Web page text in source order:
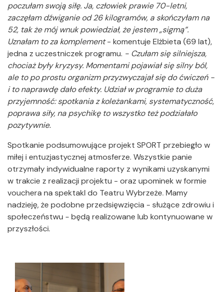
poczułam swoją siłę. Ja, człowiek prawie 70-letni,
zaczęłam dźwiganie od 26 kilogramów, a skończyłam na
52, tak że mój wnuk powiedział, że jestem „sigmą”.
Uznałam to za komplement- komentuje Elżbieta (69 lat),
jedna z uczestniczek programu. - Czułam się silniejsza,
chociaż były kryzysy. Momentami pojawiał się silny ból,
ale to po prostu organizm przyzwyczajał się do ćwiczeń -
i to naprawdę dało efekty. Udział w programie to duża
przyjemność: spotkania z koleżankami, systematyczność,
poprawa siły, na psychikę to wszystko też podziałało
pozytywnie.
Spotkanie podsumowujące projekt SPORT przebiegło w
miłej i entuzjastycznej atmosferze. Wszystkie panie
otrzymały indywidualne raporty z wynikami uzyskanymi
w trakcie z realizacji projektu - oraz upominek w formie
vouchera na spektakl do Teatru Wybrzeże. Mamy
nadzieję, że podobne przedsięwzięcia - służące zdrowiu i
społeczeństwu - będą realizowane lub kontynuowane w
przyszłości.